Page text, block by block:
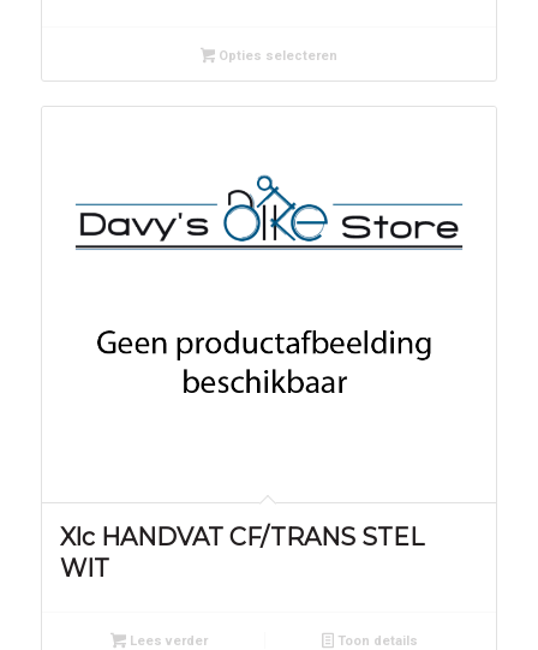
Opties selecteren
Xlc HANDVAT CF/TRANS STEL
WIT
Lees verder Toon details